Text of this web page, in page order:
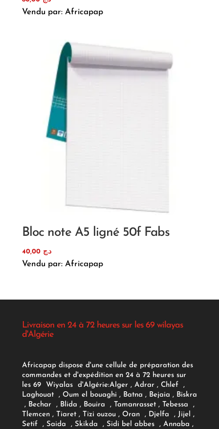
Vendu par: Africapap
Bloc note A5 ligné 50f Fabs
د.ج 40,00
Vendu par: Africapap
Livraison en 24 à 72 heures sur les 69 wilayas
d'Algérie
Africapap dispose d'une cellule de préparation des
commandes et d'expédition en 24 à 72 heures sur
les 69 Wiyalas d'Algérie:Alger , Adrar, Chlef ,
Laghouat , Oum el bouaghi , Batna , Bejaia , Biskra
, Bechar , Blida , Bouira , Tamanrasset , Tebessa ,
Tlemcen , Tiaret , Tizi ouzou , Oran , Djelfa , Jijel ,
Setif , Saida , Skikda , Sidi bel abbes , Annaba ,